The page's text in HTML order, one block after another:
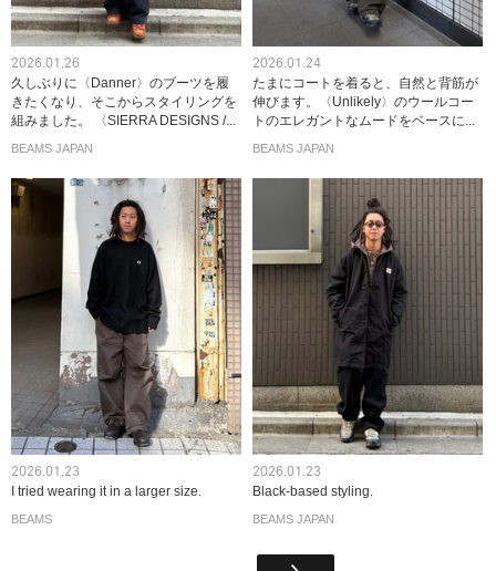
2026.01.26
久しぶりに〈Danner〉のブーツを履
きたくなり、そこからスタイリングを
組みました。 〈SIERRA DESIGNS /...
BEAMS JAPAN
2026.01.24
たまにコートを着ると、自然と背筋が
伸びます。〈Unlikely〉のウールコー
トのエレガントなムードをベースに...
BEAMS JAPAN
2026.01.23
I tried wearing it in a larger size.
BEAMS
2026.01.23
Black-based styling.
BEAMS JAPAN